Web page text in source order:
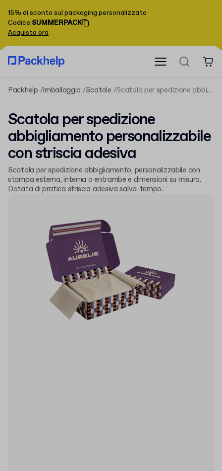
15% di sconto sul packaging personalizzato
Codice:SUMMERPACK
Acquista ora
Packhelp Imballaggio Scatole Scatola per spedizione abbigliamento personalizzabile con striscia adesiva
Scatola per spedizione
abbigliamento personalizzabile
con striscia adesiva
Scatola per spedizione abbigliamento, personalizzabile con
stampa esterna, interna o entrambe e dimensioni su misura.
Dotata di pratica striscia adesiva salva-tempo.